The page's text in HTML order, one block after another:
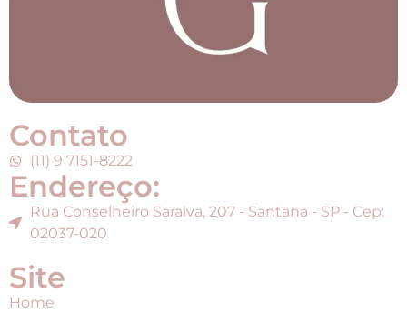
Contato
(11) 9 7151-8222
Endereço:
Rua Conselheiro Saraiva, 207 - Santana - SP - Cep:
02037-020
Site
Home